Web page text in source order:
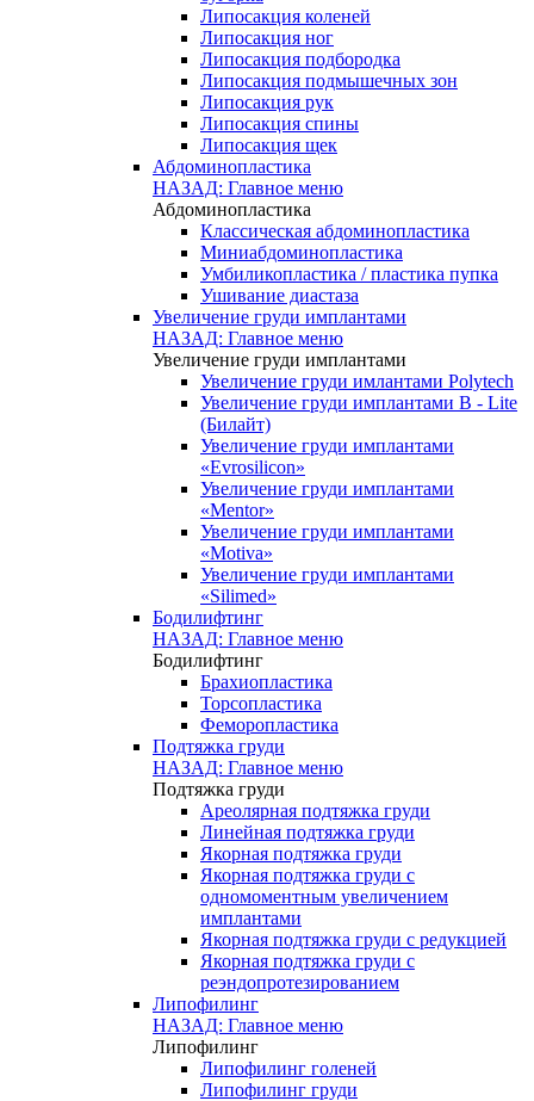
Липосакция коленей
Липосакция ног
Липосакция подбородка
Липосакция подмышечных зон
Липосакция рук
Липосакция спины
Липосакция щек
Абдоминопластика
НАЗАД: Главное меню
Абдоминопластика
Классическая абдоминопластика
Миниабдоминопластика
Умбиликопластика / пластика пупка
Ушивание диастаза
Увеличение груди имплантами
НАЗАД: Главное меню
Увеличение груди имплантами
Увеличение груди имлантами Polytech
Увеличение груди имплантами B - Lite
(Билайт)
Увеличение груди имплантами
«Evrosilicon»
Увеличение груди имплантами
«Mentor»
Увеличение груди имплантами
«Motiva»
Увеличение груди имплантами
«Silimed»
Бодилифтинг
НАЗАД: Главное меню
Бодилифтинг
Брахиопластика
Торсопластика
Феморопластика
Подтяжка груди
НАЗАД: Главное меню
Подтяжка груди
Ареолярная подтяжка груди
Линейная подтяжка груди
Якорная подтяжка груди
Якорная подтяжка груди с
одномоментным увеличением
имплантами
Якорная подтяжка груди с редукцией
Якорная подтяжка груди с
реэндопротезированием
Липофилинг
НАЗАД: Главное меню
Липофилинг
Липофилинг голеней
Липофилинг груди